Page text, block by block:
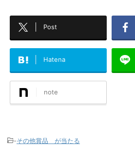
Post
Hatena
note
-その他賞品 が当たる